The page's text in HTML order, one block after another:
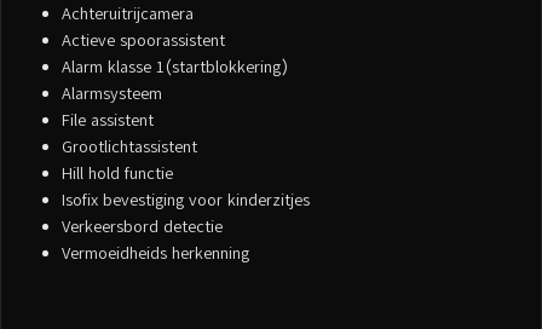
Achteruitrijcamera
Actieve spoorassistent
Alarm klasse 1(startblokkering)
Alarmsysteem
File assistent
Grootlichtassistent
Hill hold functie
Isofix bevestiging voor kinderzitjes
Verkeersbord detectie
Vermoeidheids herkenning